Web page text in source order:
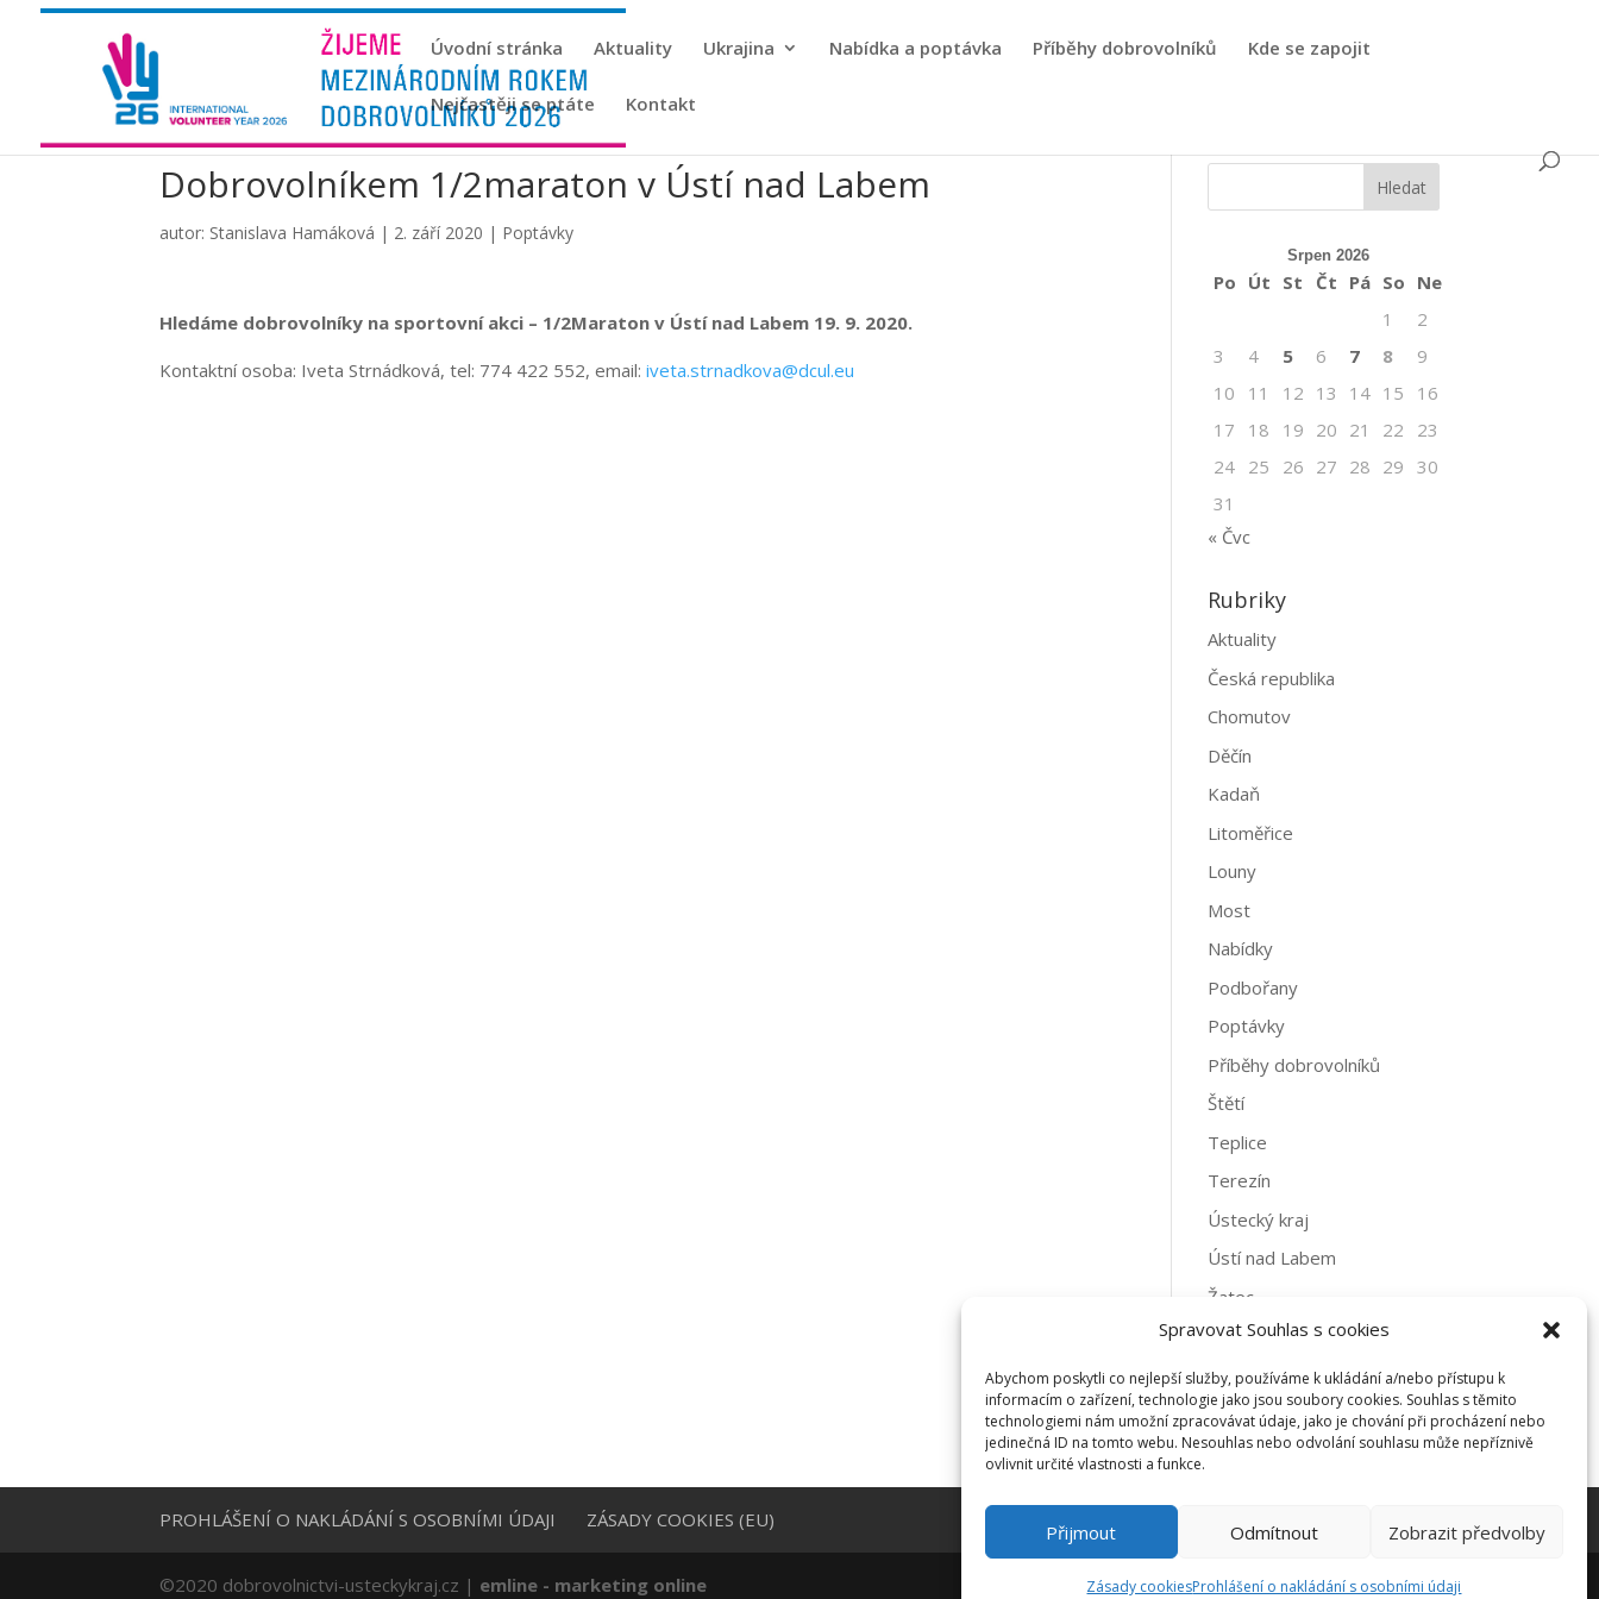
Spravovat Souhlas s cookies
Abychom poskytli co nejlepší služby, používáme k ukládání a/nebo přístupu k
informacím o zařízení, technologie jako jsou soubory cookies. Souhlas s těmito
technologiemi nám umožní zpracovávat údaje, jako je chování při procházení nebo
jedinečná ID na tomto webu. Nesouhlas nebo odvolání souhlasu může nepříznivě
ovlivnit určité vlastnosti a funkce.
Přijmout Odmítnout Zobrazit předvolby
Zásady cookiesProhlášení o nakládání s osobními údaji
Úvodní stránka Aktuality Ukrajina Nabídka a poptávka Příběhy dobrovolníků Kde se zapojit
Nejčastěji se ptáte Kontakt
Dobrovolníkem 1/2maraton v Ústí nad Labem
autor: Stanislava Hamáková | 2. září 2020 | Poptávky
Hledáme dobrovolníky na sportovní akci – 1/2Maraton v Ústí nad Labem 19. 9. 2020.
Kontaktní osoba: Iveta Strnádková, tel: 774 422 552, email:iveta.strnadkova@dcul.eu
Srpen 2026
Po Út St Čt Pá So Ne
1
2
3
4 5 6 7 8
9
10
11 12 13 14 15
16
17
18 19 20 21 22
23
24 25 26 27 28 29
30
31
« Čvc
Rubriky
Aktuality
Česká republika
Chomutov
Děčín
Kadaň
Litoměřice
Louny
Most
Nabídky
Podbořany
Poptávky
Příběhy dobrovolníků
Štětí
Teplice
Terezín
Ústecký kraj
Ústí nad Labem
Žatec
Archivy
PROHLÁŠENÍ O NAKLÁDÁNÍ S OSOBNÍMI ÚDAJI ZÁSADY COOKIES (EU)
©2020 dobrovolnictvi-usteckykraj.cz | emline - marketing online